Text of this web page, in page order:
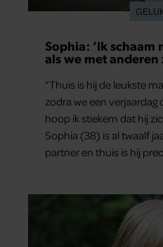
Sophia: ‘Ik
als we met anderen
“Thuis is hij de leukste
zodra we een verjaardag
hoop ik stiekem dat hij
Sophia (38) is al twaalf
partner en thuis is hij
ze samen onder de